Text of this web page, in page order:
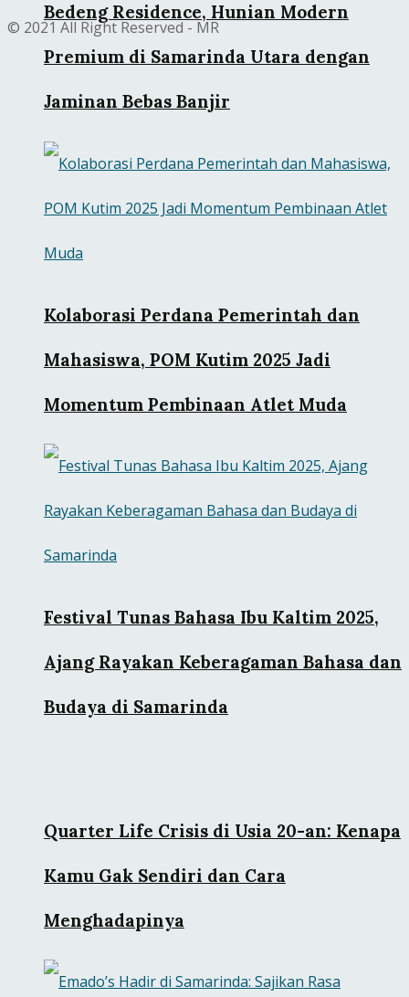
Bedeng Residence, Hunian Modern
Premium di Samarinda Utara dengan
Jaminan Bebas Banjir
Kolaborasi Perdana Pemerintah dan
Mahasiswa, POM Kutim 2025 Jadi
Momentum Pembinaan Atlet Muda
Festival Tunas Bahasa Ibu Kaltim 2025,
Ajang Rayakan Keberagaman Bahasa dan
Budaya di Samarinda
Quarter Life Crisis di Usia 20-an: Kenapa
Kamu Gak Sendiri dan Cara
Menghadapinya
© 2021 All Right Reserved - MR